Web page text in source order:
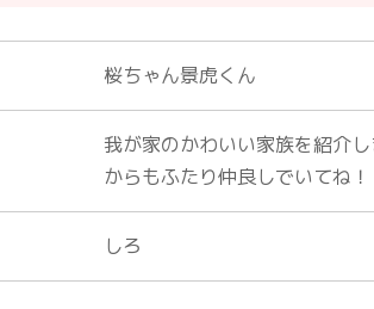
桜ちゃん景虎くん
我が家のかわいい家族を紹介
からもふたり仲良しでいてね！
しろ